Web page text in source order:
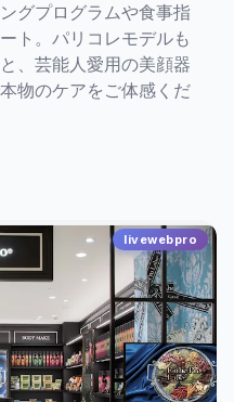
グプログラムや食事指
ト。パリコレモデルも
、芸能人愛用の美顔器
物のケアをご体感くだ
livewebpro